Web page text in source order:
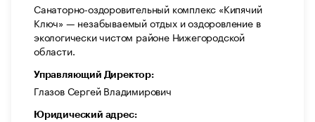
Санаторно-оздоровительный комплекс «Кипячий
Ключ» — незабываемый отдых и оздоровление в
экологически чистом районе Нижегородской
области.
Управляющий Директор:
Глазов Сергей Владимирович
Юридический адрес: